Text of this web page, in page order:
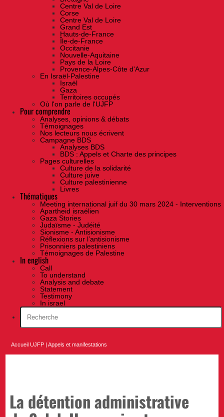
Centre Val de Loire
Corse
Centre Val de Loire
Grand Est
Hauts-de-France
Île-de-France
Occitanie
Nouvelle-Aquitaine
Pays de la Loire
Provence-Alpes-Côte d'Azur
En Israël-Palestine
Israël
Gaza
Territoires occupés
Où l'on parle de l'UJFP
Pour comprendre
Analyses, opinions & débats
Témoignages
Nos lecteurs nous écrivent
Campagne BDS
Analyses BDS
BDS : Appels et Charte des principes
Pages culturelles
Culture de la solidarité
Culture juive
Culture palestinienne
Livres
Thématiques
Meeting international juif du 30 mars 2024 - Interventions
Apartheid israélien
Gaza Stories
Judaïsme - Judéité
Sionisme - Antisionisme
Réflexions sur l’antisionisme
Prisonniers palestiniens
Témoignages de Palestine
In english
Call
To understand
Analysis and debate
Statement
Testimony
In israel
Accueil UJFP |Appels et manifestations
La détention administrative